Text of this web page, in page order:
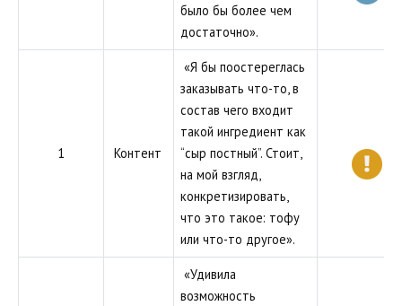
было бы более чем
достаточно».
1 Контент
«Я бы поостереглась
заказывать что-то, в
состав чего входит
такой ингредиент как
“сыр постный”. Стоит,
на мой взгляд,
конкретизировать,
что это такое: тофу
или что-то другое».
«Удивила
возможность